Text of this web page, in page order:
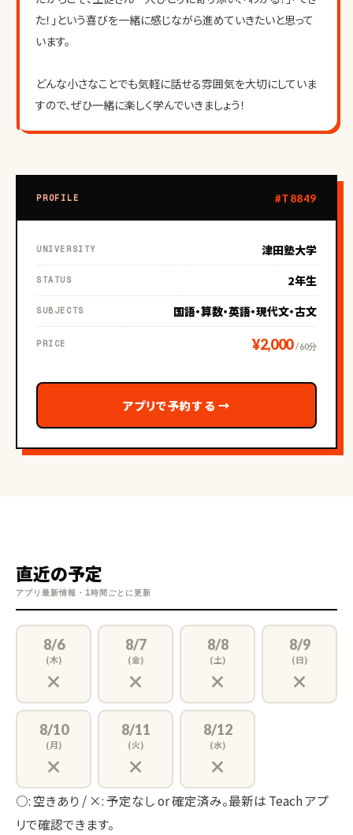
た！」という喜びを一緒に感じながら進めていきたいと思って
います。
どんな小さなことでも気軽に話せる雰囲気を大切にしていま
すので、ぜひ一緒に楽しく学んでいきましょう！
PROFILE #T8849
UNIVERSITY 津田塾大学
STATUS 2年生
SUBJECTS 国語・算数・英語・現代文・古文
PRICE ¥2,000 / 60分
アプリで予約する →
直近の予定
アプリ最新情報・1時間ごとに更新
8/6
(木)
×
8/7
(金)
×
8/8
(土)
×
8/9
(日)
×
8/10
(月)
×
8/11
(火)
×
8/12
(水)
×
○: 空きあり / ×: 予定なし or 確定済み。最新は Teach アプ
リで確認できます。